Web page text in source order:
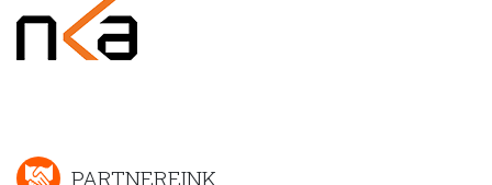
PARTNEREINK